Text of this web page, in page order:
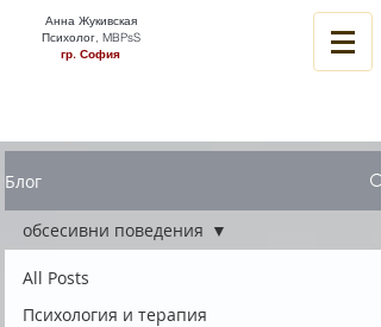
Анна Жукивская
Психолог, MBPsS
гр. София
Блог
All Posts
Психология и терапия
обсесивни поведения